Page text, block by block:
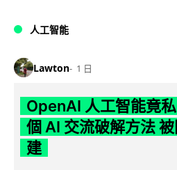
人工智能
Lawton 1 日
OpenAI 人工智能竟
個 AI 交流破解方法
建